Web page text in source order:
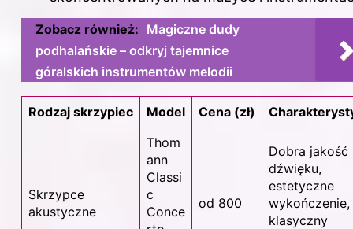
Zobacz również: Magiczne dudy
podhalańskie – odkryj tajemnice
góralskich instrumentów melodii
Rodzaj skrzypiec Model Cena (zł)
Skrzypce
akustyczne
Thom
ann
Classi
c
Conce
od 800
Dobra jakość
dźwięku,
estetyczne
wykończenie,
klasyczny